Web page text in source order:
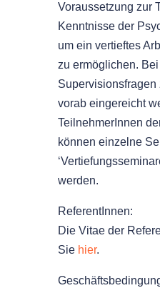
Voraussetzung zur
Kenntnisse der
um ein vertieftes
zu ermöglichen.
Supervisionsfragen
vorab eingereicht
TeilnehmerInnen
können einzelne
werden.
ReferentInnen:
Die Vitae der
Sie hier.